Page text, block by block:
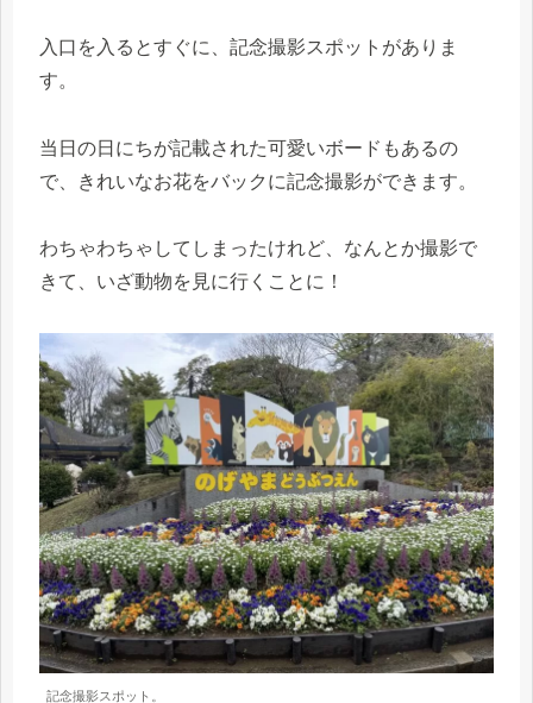
入口を入るとすぐに、記念撮影スポットがありま
す。
当日の日にちが記載された可愛いボードもあるの
で、きれいなお花をバックに記念撮影ができます。
わちゃわちゃしてしまったけれど、なんとか撮影で
きて、いざ動物を見に行くことに！
記念撮影スポット。